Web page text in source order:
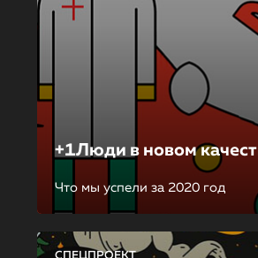
+1Люди в новом
Что мы успели за 2020 год